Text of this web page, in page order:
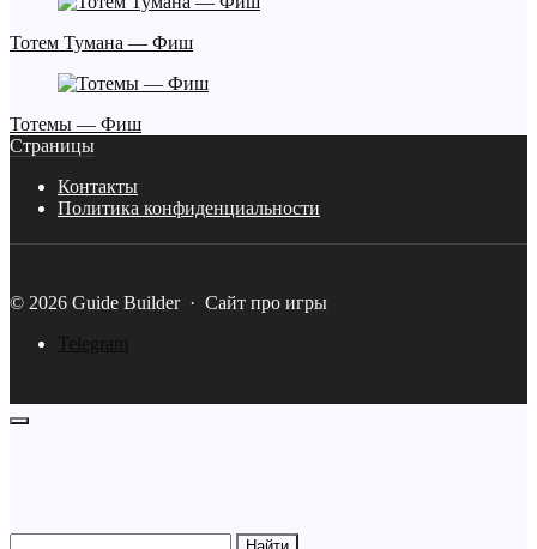
Тотем Тумана — Фиш
Тотемы — Фиш
Страницы
Контакты
Политика конфиденциальности
© 2026 Guide Builder· Сайт про игры
Telegram